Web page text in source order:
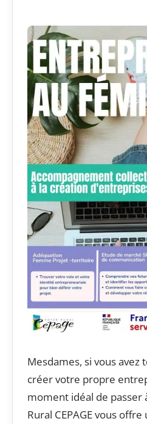
Mesdames, si vous avez
créer votre propre
moment idéal de passer
Rural CEPAGE vous